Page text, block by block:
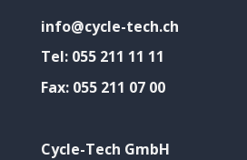
info@cycle-tech.ch
Tel: 055 211 11 11
Fax: 055 211 07 00
Cycle-Tech GmbH